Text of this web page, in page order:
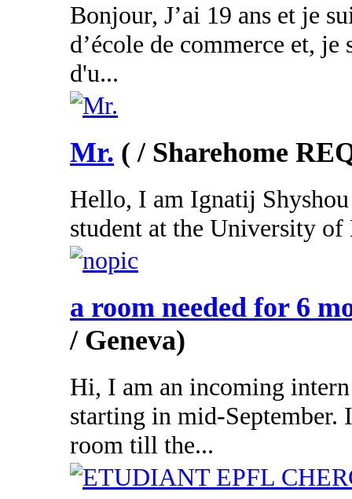
Bonjour, J’ai 19 ans et je
d’école de commerce et, je
d'u...
Mr. ( / Sharehome
Hello, I am Ignatij
student at the University
a room needed for 6
/ Geneva)
Hi, I am an incoming
starting in mid-September.
room till the...